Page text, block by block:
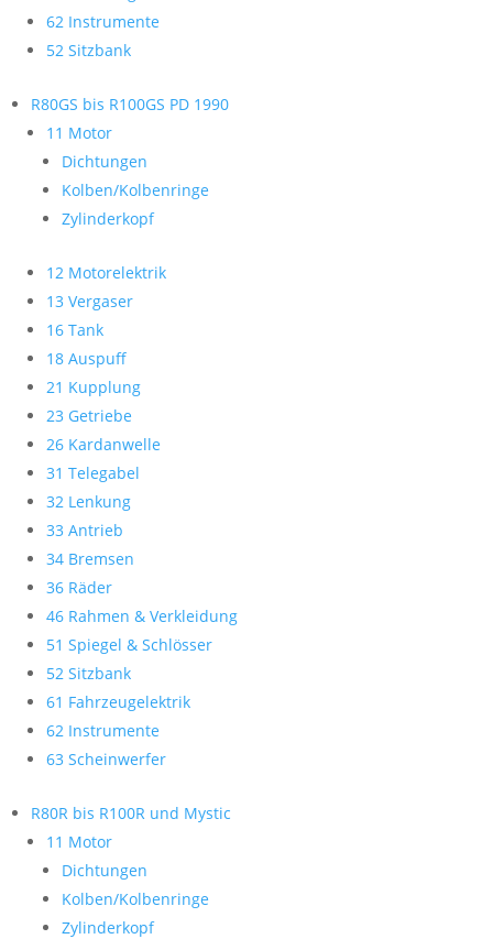
62 Instrumente
52 Sitzbank
R80GS bis R100GS PD 1990
11 Motor
Dichtungen
Kolben/Kolbenringe
Zylinderkopf
12 Motorelektrik
13 Vergaser
16 Tank
18 Auspuff
21 Kupplung
23 Getriebe
26 Kardanwelle
31 Telegabel
32 Lenkung
33 Antrieb
34 Bremsen
36 Räder
46 Rahmen & Verkleidung
51 Spiegel & Schlösser
52 Sitzbank
61 Fahrzeugelektrik
62 Instrumente
63 Scheinwerfer
R80R bis R100R und Mystic
11 Motor
Dichtungen
Kolben/Kolbenringe
Zylinderkopf